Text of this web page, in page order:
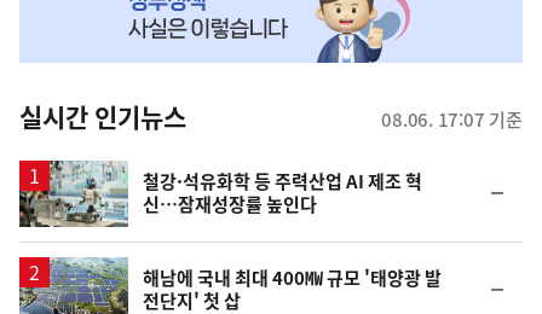
뉴
스
실시간 인기뉴스 08.06. 17:07 기준
철강·석유화학 등 주력산업 AI 제조 혁
신…잠재성장률 높인다
일
해남에 국내 최대 400㎿ 규모 '태양광 발
전단지' 첫 삽